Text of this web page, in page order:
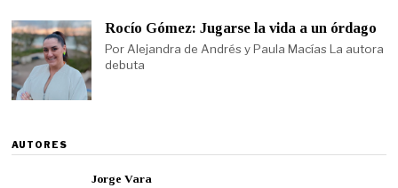
Rocío Gómez: Jugarse la vida a un órdago
Por Alejandra de Andrés y Paula Macías La autora
debuta
AUTORES
Jorge Vara